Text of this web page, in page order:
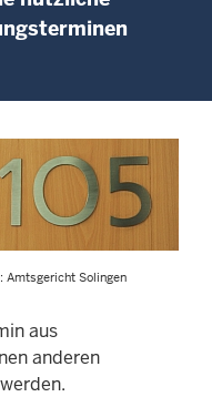
Amtsgericht Solingen
aus
anderen